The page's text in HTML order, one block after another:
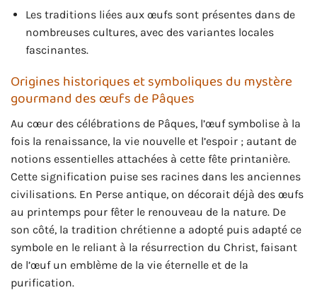
Les traditions liées aux œufs sont présentes dans de
nombreuses cultures, avec des variantes locales
fascinantes.
Origines historiques et symboliques du mystère
gourmand des œufs de Pâques
Au cœur des célébrations de Pâques, l’œuf symbolise à la
fois la renaissance, la vie nouvelle et l’espoir ; autant de
notions essentielles attachées à cette fête printanière.
Cette signification puise ses racines dans les anciennes
civilisations. En Perse antique, on décorait déjà des œufs
au printemps pour fêter le renouveau de la nature. De
son côté, la tradition chrétienne a adopté puis adapté ce
symbole en le reliant à la résurrection du Christ, faisant
de l’œuf un emblème de la vie éternelle et de la
purification.